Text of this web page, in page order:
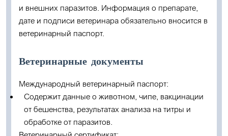
и внешних паразитов. Информация о препарате,
дате и подписи ветеринара обязательно вносится в
ветеринарный паспорт.
Ветеринарные документы
Международный ветеринарный паспорт:
Содержит данные о животном, чипе, вакцинации
от бешенства, результатах анализа на титры и
обработке от паразитов.